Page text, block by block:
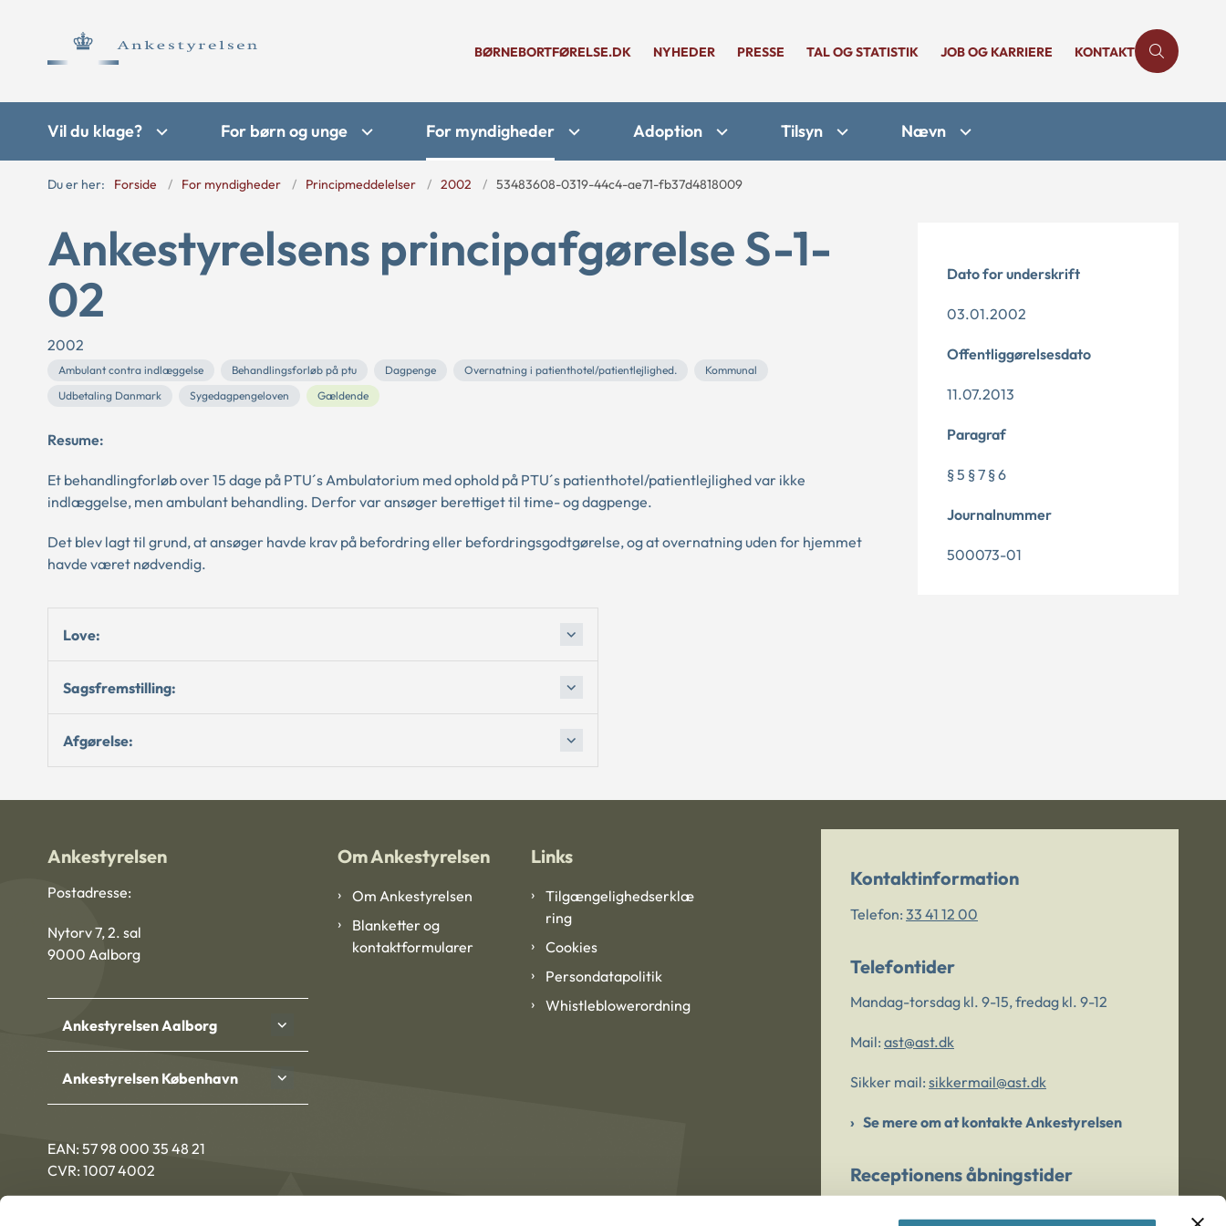
BØRNEBORTFØRELSE.DK NYHEDER PRESSE TAL OG STATISTIK JOB OG KARRIERE KONTAKT
Vil du klage? For børn og unge For myndigheder Adoption Tilsyn Nævn
Du er her: Forside For myndigheder Principmeddelelser 2002 53483608-0319-44c4-ae71-fb37d4818009
Ankestyrelsens principafgørelse S-1-
02
2002
Ambulant contra indlæggelse Behandlingsforløb på ptu Dagpenge Overnatning i patienthotel/patientlejlighed.
Kommunal
Udbetaling Danmark
Sygedagpengeloven Gældende
Resume:
Et behandlingforløb over 15 dage på PTU´s Ambulatorium med ophold på PTU´s patienthotel/patientlejlighed var ikke
indlæggelse, men ambulant behandling. Derfor var ansøger berettiget til time- og dagpenge.
Det blev lagt til grund, at ansøger havde krav på befordring eller befordringsgodtgørelse, og at overnatning uden for hjemmet
havde været nødvendig.
Love:
Sagsfremstilling:
Afgørelse:
Dato for underskrift
03.01.2002
Offentliggørelsesdato
11.07.2013
Paragraf
§ 5 § 7 § 6
Journalnummer
500073-01
Ankestyrelsen
Postadresse:
Nytorv 7, 2. sal
9000 Aalborg
Ankestyrelsen Aalborg
Ankestyrelsen København
EAN: 57 98 000 35 48 21
CVR: 1007 4002
Om Ankestyrelsen
Om Ankestyrelsen
Blanketter og
kontaktformularer
Links
Tilgængelighedserklæ
ring
Cookies
Persondatapolitik
Whistleblowerordning
Kontaktinformation
Telefon: 33 41 12 00
Telefontider
Mandag-torsdag kl. 9-15, fredag kl. 9-12
Mail: ast@ast.dk
Sikker mail: sikkermail@ast.dk
Se mere om at kontakte Ankestyrelsen
Receptionens åbningstider